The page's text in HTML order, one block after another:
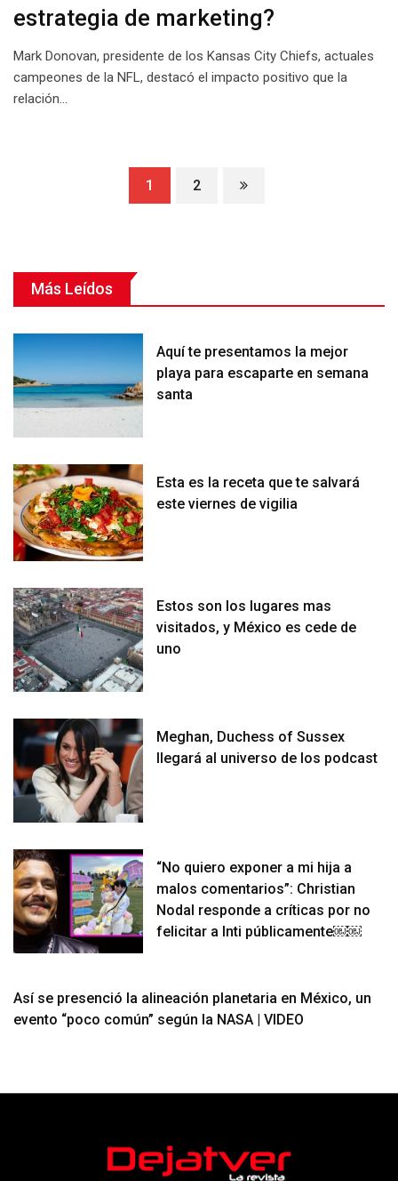
estrategia de marketing?
Mark Donovan, presidente de los Kansas City Chiefs, actuales
campeones de la NFL, destacó el impacto positivo que la
relación…
1 2
Más Leídos
Aquí te presentamos la mejor
playa para escaparte en semana
santa
Esta es la receta que te salvará
este viernes de vigilia
Estos son los lugares mas
visitados, y México es cede de
uno
Meghan, Duchess of Sussex
llegará al universo de los podcast
“No quiero exponer a mi hija a
malos comentarios”: Christian
Nodal responde a críticas por no
felicitar a Inti públicamente￼￼
Así se presenció la alineación planetaria en México, un
evento “poco común” según la NASA | VIDEO